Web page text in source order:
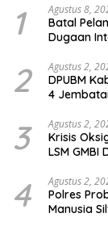
1 Agustus 8,
Batal
Dugaan
2 Agustus 2,
DPUBM
4
3 Agustus 2,
Krisis
LSM
4 Agustus 2,
Polres
Manusia